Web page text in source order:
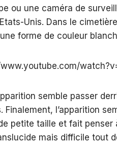
ou une caméra de
Unis. Dans le
forme de couleur
semble passer
Finalement, l’apparition
petite taille et fait
mais difficile tout